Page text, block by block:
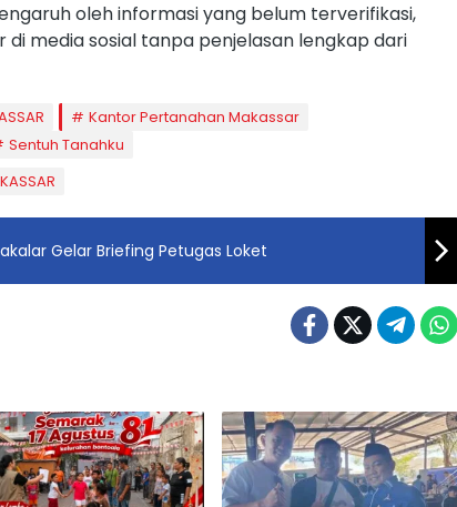
oleh informasi yang belum terverifikasi,
media sosial tanpa penjelasan lengkap dari
Kantor Pertanahan Makassar
Sentuh Tanahku
Gelar Briefing Petugas Loket